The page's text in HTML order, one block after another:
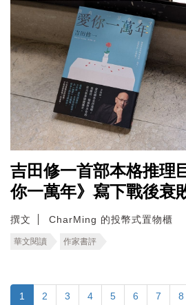
吉田修一首部本格推理
你一萬年》寫下戰後衰
撰文 CharMing 的投幣式置物櫃
華文閱讀 作家書評
1 2 3 4 5 6 7 8